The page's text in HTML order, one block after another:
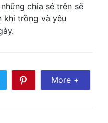
chia sẻ trên sẽ
khi trồng và yêu
Share
More +